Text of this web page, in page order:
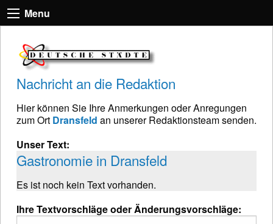
Menu
Nachricht an die Redaktion
Hier können Sie Ihre Anmerkungen oder Anregungen
zum Ort Dransfeld an unserer Redaktionsteam senden.
Unser Text:
Gastronomie in Dransfeld
Es ist noch kein Text vorhanden.
Ihre Textvorschläge oder Änderungsvorschläge: